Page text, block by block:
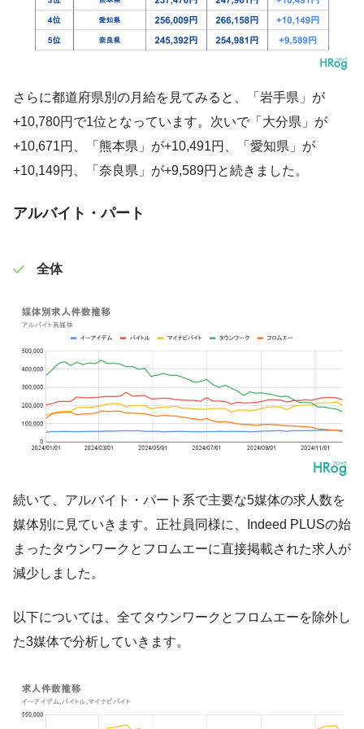
さらに都道府県別の月給を見てみると、「岩手県」が
+10,780円で1位となっています。次いで「大分県」が
+10,671円、「熊本県」が+10,491円、「愛知県」が
+10,149円、「奈良県」が+9,589円と続きました。
アルバイト・パート
全体
続いて、アルバイト・パート系で主要な5媒体の求人数を
媒体別に見ていきます。正社員同様に、Indeed PLUSの始
まったタウンワークとフロムエーに直接掲載された求人が
減少しました。
以下については、全てタウンワークとフロムエーを除外し
た3媒体で分析していきます。